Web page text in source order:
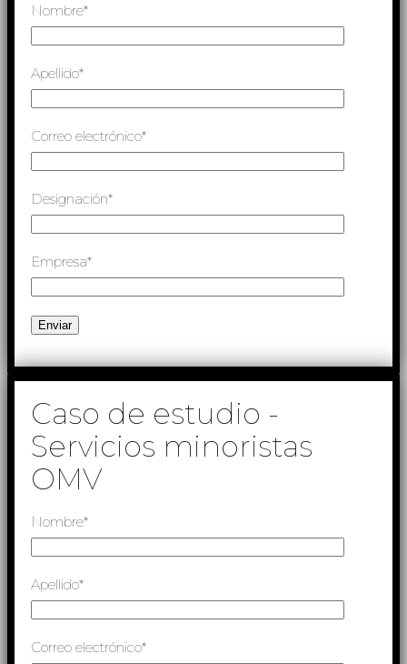
Nombre*
Apellido*
Correo electrónico*
Designación*
Empresa*
Caso de estudio -
Servicios minoristas
OMV
Nombre*
Apellido*
Correo electrónico*